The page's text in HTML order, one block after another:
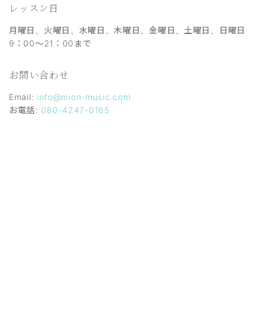
レッスン日
月曜日、火曜日、水曜日、木曜日、金曜日、土曜日、日曜日
9：00～21：00まで
お問い合わせ
Email: info@mion-music.com
お電話: 080-4247-0165